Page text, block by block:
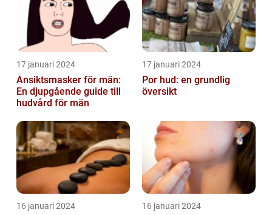
17 januari 2024
Ansiktsmasker för män:
En djupgående guide till
hudvård för män
17 januari 2024
Por hud: en grundlig
översikt
16 januari 2024 16 januari 2024